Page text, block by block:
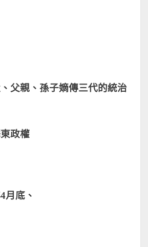
父親、孫子嫡傳三代的統治
政權
月底、